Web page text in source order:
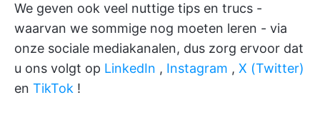
We geven ook veel nuttige tips en trucs -
waarvan we sommige nog moeten leren - via
onze sociale mediakanalen, dus zorg ervoor dat
u ons volgt op LinkedIn , Instagram , X (Twitter)
en TikTok !